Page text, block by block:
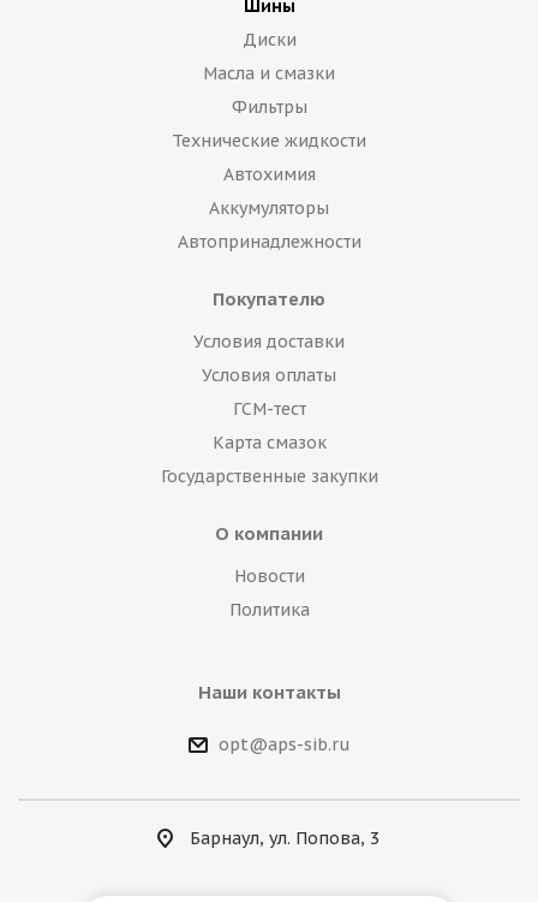
Шины
Диски
Масла и смазки
Фильтры
Технические жидкости
Автохимия
Аккумуляторы
Автопринадлежности
Покупателю
Условия доставки
Условия оплаты
ГСМ-тест
Карта смазок
Государственные закупки
О компании
Новости
Политика
Наши контакты
opt@aps-sib.ru
Барнаул, ул. Попова, 3